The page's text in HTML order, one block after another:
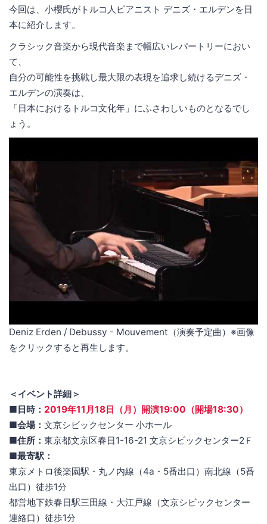
今回は、小櫻氏がトルコ人ピアニスト デニズ・エルデンを日
本に紹介します。
クラシック音楽から現代音楽まで幅広いレパートリーにおい
て、
自分の可能性を挑戦し最大限の表現を追求し続けるデニズ・
エルデンの演奏は、
「日本におけるトルコ文化年」にふさわしいものとなるでし
ょう。
Deniz Erden / Debussy - Mouvement（演奏予定曲）※画像
をクリックすると再生します。
＜イベント詳細＞
■日時： 2019年11月18日（月）開演19:00（開場18:30）
■会場： 文京シビックセンター 小ホール
■住所： 東京都文京区春日1-16-21 文京シビックセンター2Ｆ
■最寄駅：
東京メトロ後楽園駅・丸ノ内線（4a・5番出口）南北線（5番
出口）徒歩1分
都営地下鉄春日駅三田線・大江戸線（文京シビックセンター
連絡口）徒歩1分